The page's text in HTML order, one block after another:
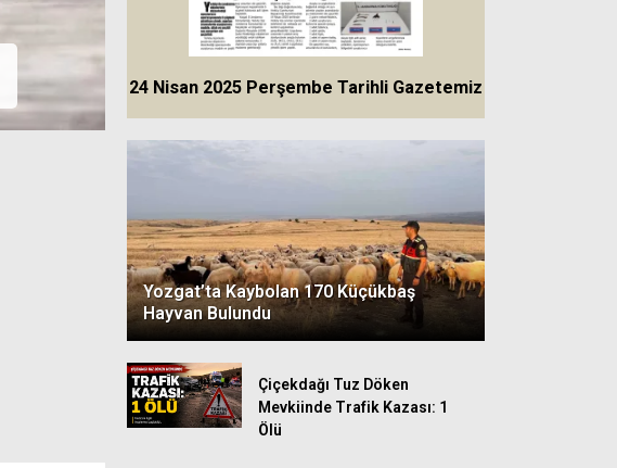
Ferhat Yılmaz’dan Dikkat
Türkiye” Açıklaması
24 Nisan 2025 Perşembe Tarihli Gazetemiz
Yozgat’ta Kaybolan 170 Küçükbaş
Hayvan Bulundu
Çiçekdağı Tuz Döken
Mevkiinde Trafik Kazası: 1
Ölü